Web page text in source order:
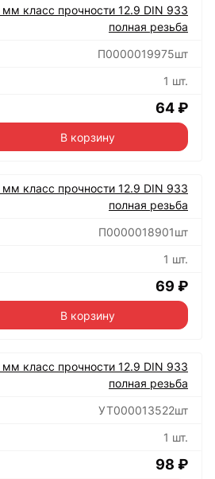
мм класс прочности 12.9 DIN 933
полная резьба
П0000019975шт
1 шт.
64 ₽
В корзину
мм класс прочности 12.9 DIN 933
полная резьба
П0000018901шт
1 шт.
69 ₽
В корзину
мм класс прочности 12.9 DIN 933
полная резьба
УТ000013522шт
1 шт.
98 ₽